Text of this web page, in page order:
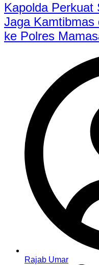
Kapolda Perkuat
Jaga Kamtibmas
ke Polres
Rajab Umar